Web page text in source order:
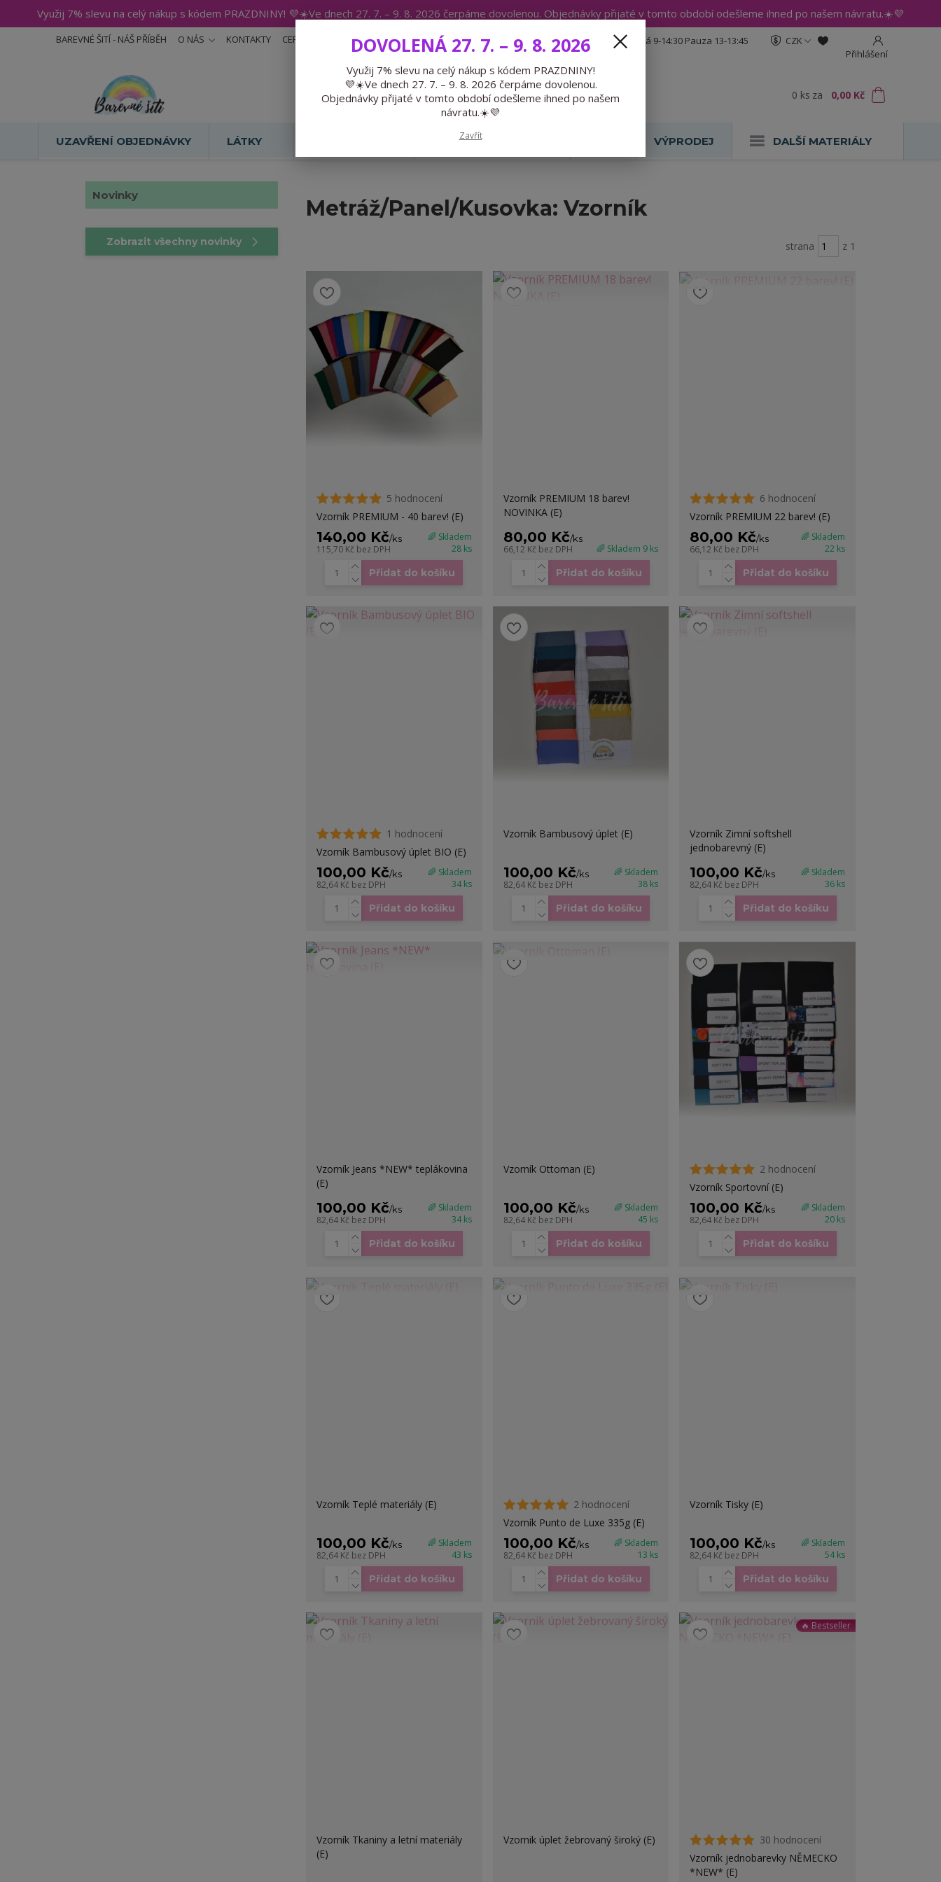
Využij 7% slevu na celý nákup s kódem PRAZDNINY! 💜☀️Ve dnech 27. 7. – 9. 8. 2026 čerpáme dovolenou. Objednávky přijaté v tomto období odešleme ihned po našem návratu.☀️💜
BAREVNÉ ŠITÍ - NÁŠ PŘÍBĚH O NÁS KONTAKTY CERTIFIKÁTY BLOG
CZK
Přihlášení
Hledat
Expedice 775 866 913 Po-Čt 9-15:30 Pá 9-14:30 Pauza 13-13:45
0 ks za 0,00 Kč
UZAVŘENÍ OBJEDNÁVKY LÁTKY PŘEDOBJEDNÁVKY VÝPRODEJ DALŠÍ MATERIÁLY
Novinky
Zobrazit všechny novinky
Metráž/Panel/Kusovka: Vzorník
strana z 1
5 hodnocení
Vzorník PREMIUM - 40 barev! (E)
140,00 Kč/ks
115,70 Kč bez DPH
🌈 Skladem
28 ks
Přidat do košíku
Vzorník PREMIUM 18 barev!
NOVINKA (E)
80,00 Kč/ks
66,12 Kč bez DPH 🌈 Skladem 9 ks
Přidat do košíku
6 hodnocení
Vzorník PREMIUM 22 barev! (E)
80,00 Kč/ks
66,12 Kč bez DPH
🌈 Skladem
22 ks
Přidat do košíku
1 hodnocení
Vzorník Bambusový úplet BIO (E)
100,00 Kč/ks
82,64 Kč bez DPH
🌈 Skladem
34 ks
Přidat do košíku
Vzorník Bambusový úplet (E)
100,00 Kč/ks
82,64 Kč bez DPH
🌈 Skladem
38 ks
Přidat do košíku
Vzorník Zimní softshell
jednobarevný (E)
100,00 Kč/ks
82,64 Kč bez DPH
🌈 Skladem
36 ks
Přidat do košíku
Vzorník Jeans *NEW* teplákovina
(E)
100,00 Kč/ks
82,64 Kč bez DPH
🌈 Skladem
34 ks
Přidat do košíku
Vzorník Ottoman (E)
100,00 Kč/ks
82,64 Kč bez DPH
🌈 Skladem
45 ks
Přidat do košíku
2 hodnocení
Vzorník Sportovní (E)
100,00 Kč/ks
82,64 Kč bez DPH
🌈 Skladem
20 ks
Přidat do košíku
Vzorník Teplé materiály (E)
100,00 Kč/ks
82,64 Kč bez DPH
🌈 Skladem
43 ks
Přidat do košíku
2 hodnocení
Vzorník Punto de Luxe 335g (E)
100,00 Kč/ks
82,64 Kč bez DPH
🌈 Skladem
13 ks
Přidat do košíku
Vzorník Tisky (E)
100,00 Kč/ks
82,64 Kč bez DPH
🌈 Skladem
54 ks
Přidat do košíku
Vzorník Tkaniny a letní materiály
(E)
Vzornik úplet žebrovaný široký (E)
🔥 Bestseller
30 hodnocení
Vzorník jednobarevky NĚMECKO
*NEW* (E)
DOVOLENÁ 27. 7. – 9. 8. 2026
Využij 7% slevu na celý nákup s kódem PRAZDNINY!
💜☀️Ve dnech 27. 7. – 9. 8. 2026 čerpáme dovolenou.
Objednávky přijaté v tomto období odešleme ihned po našem
návratu.☀️💜
Zavřít